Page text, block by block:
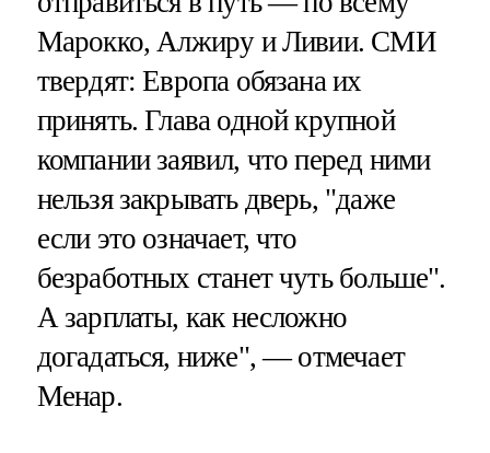
Марокко, Алжиру и Ливии. СМИ
твердят: Европа обязана их
принять. Глава одной крупной
компании заявил, что перед ними
нельзя закрывать дверь, "даже
если это означает, что
безработных станет чуть больше".
А зарплаты, как несложно
догадаться, ниже", — отмечает
Менар.